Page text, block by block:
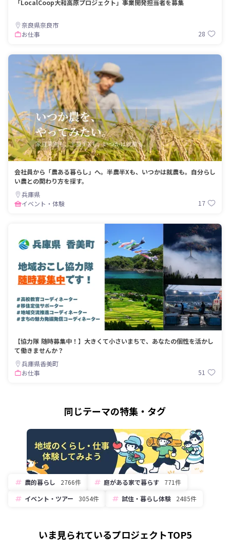
「LocalCoop大和高原プロジェクト」事業開発担当者を募集
奈良県奈良市
お仕事
28
会社員から「農ある暮らし」へ。半農半Xも、いつかは就農も。自分らし
い農との関わり方を探す。
兵庫県
イベント・体験
17
【協力隊 随時募集中！】大きくて小さいまちで、あなたの個性を活かし
て働きませんか？
兵庫県香美町
お仕事
51
同じテーマの特集・タグ
農的暮らし 2766件 庭がある家で暮らす
771件
イベント・ツアー
3054件 試住・暮らし体験 2485件
いま見られているプロジェクトTOP5